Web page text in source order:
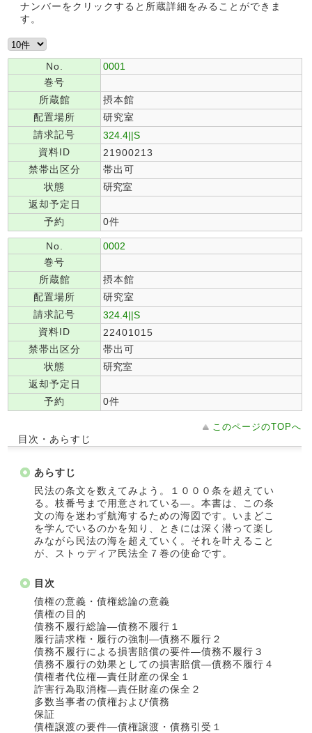
ナンバーをクリックすると所蔵詳細をみることができま
す。
No.
0001
巻号
所蔵館
摂本館
配置場所
研究室
請求記号
324.4||S
資料ID
21900213
禁帯出区分
帯出可
状態
研究室
返却予定日
予約
0件
No.
0002
巻号
所蔵館
摂本館
配置場所
研究室
請求記号
324.4||S
資料ID
22401015
禁帯出区分
帯出可
状態
研究室
返却予定日
予約
0件
このページのTOPへ
目次・あらすじ
あらすじ
民法の条文を数えてみよう。１０００条を超えてい
る。枝番号まで用意されている―。本書は、この条
文の海を迷わず航海するための海図です。いまどこ
を学んでいるのかを知り、ときには深く潜って楽し
みながら民法の海を超えていく。それを叶えること
が、ストゥディア民法全７巻の使命です。
目次
債権の意義・債権総論の意義
債権の目的
債務不履行総論―債務不履行１
履行請求権・履行の強制―債務不履行２
債務不履行による損害賠償の要件―債務不履行３
債務不履行の効果としての損害賠償―債務不履行４
債権者代位権―責任財産の保全１
詐害行為取消権―責任財産の保全２
多数当事者の債権および債務
保証
債権譲渡の要件―債権譲渡・債務引受１